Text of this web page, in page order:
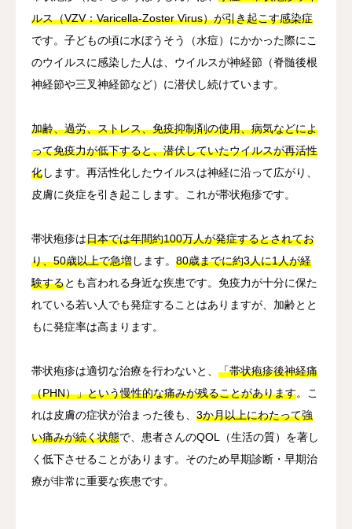
ルス（VZV：Varicella-Zoster Virus）が引き起こす感染症
です。子どもの頃に水ぼうそう（水痘）にかかった際にこ
のウイルスに感染した人は、ウイルスが神経節（脊髄後根
神経節や三叉神経節など）に潜伏し続けています。
加齢、過労、ストレス、免疫抑制剤の使用、病気などによ
って免疫力が低下すると、潜伏していたウイルスが再活性
化します。再活性化したウイルスは神経に沿って広がり、
皮膚に炎症を引き起こします。これが帯状疱疹です。
帯状疱疹は日本では年間約100万人が発症するとされてお
り、50歳以上で急増します。 80歳までに約3人に1人が経
験するとも言われる身近な疾患です。免疫力が十分に保た
れている若い人でも発症することはありますが、加齢とと
もに発症率は高まります。
帯状疱疹は適切な治療を行わないと、 「帯状疱疹後神経痛
（PHN）」という慢性的な痛みが残ることがあります。こ
れは皮膚の症状が治まった後も、 3か月以上にわたって強
い痛みが続く状態で、患者さんのQOL（生活の質）を著し
く低下させることがあります。そのため早期診断・早期治
療が非常に重要な疾患です。